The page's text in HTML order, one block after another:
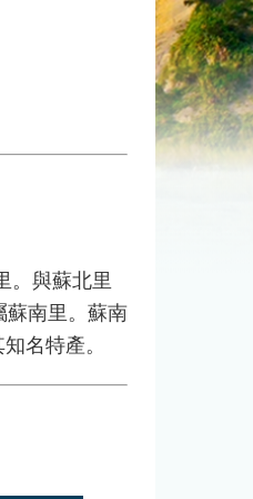
。與蘇北里
蘇南里。蘇南
名特產。